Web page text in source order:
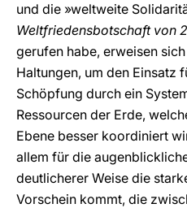
und die »weltweite
Weltfriedensbotschaft von
gerufen habe, erweisen
Haltungen, um den Einsatz
Schöpfung durch ein
Ressourcen der Erde,
Ebene besser koordiniert
allem für die
deutlicherer Weise die
Vorschein kommt, die